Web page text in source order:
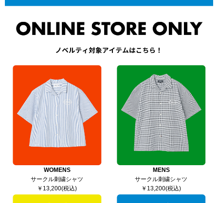
WOMENS
サークル刺繍シャツ
￥13,200(税込)
MENS
サークル刺繍シャツ
￥13,200(税込)